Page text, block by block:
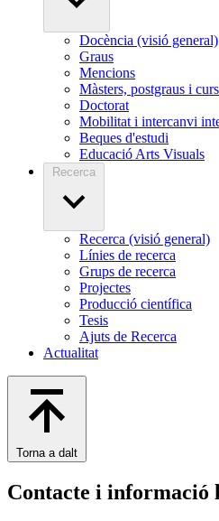
Docència (visió general)
Graus
Mencions
Màsters, postgraus i
Doctorat
Mobilitat i intercanvi
Beques d'estudi
Educació Arts Visuals
Recerca
Recerca (visió general)
Línies de recerca
Grups de recerca
Projectes
Producció científica
Tesis
Ajuts de Recerca
Actualitat
Torna a dalt
Contacte i informació